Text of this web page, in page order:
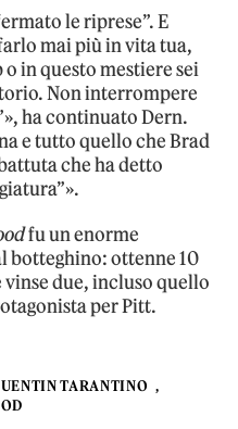
le riprese”. E
mai più in vita tua,
in questo mestiere sei
Non interrompere
ha continuato Dern.
e tutto quello che Brad
che ha detto
fu un enorme
botteghino: ottenne 10
due, incluso quello
per Pitt.
TARANTINO